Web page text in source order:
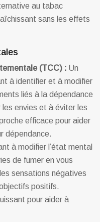
au tabac
sans les effets
(TCC) : Un
à identifier et à modifier
liés à la dépendance
envies et à éviter les
efficace pour aider
dépendance.
à modifier l’état mental
de fumer en vous
sensations négatives
positifs.
pour aider à